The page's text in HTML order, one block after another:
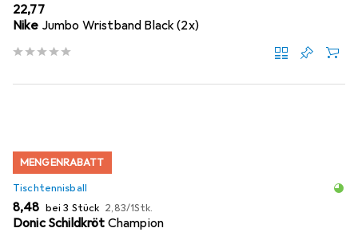
EUR
22,77
Nike Jumbo Wristband Black (2x)
MENGENRABATT
Tischtennisball
EUR
8,48 bei 3 Stück EUR
2,83/1Stk.
Donic Schildkröt Champion